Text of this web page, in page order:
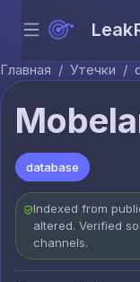
Menu
Главная / Утечки /
database
Indexed from
altered. Verified
channels.